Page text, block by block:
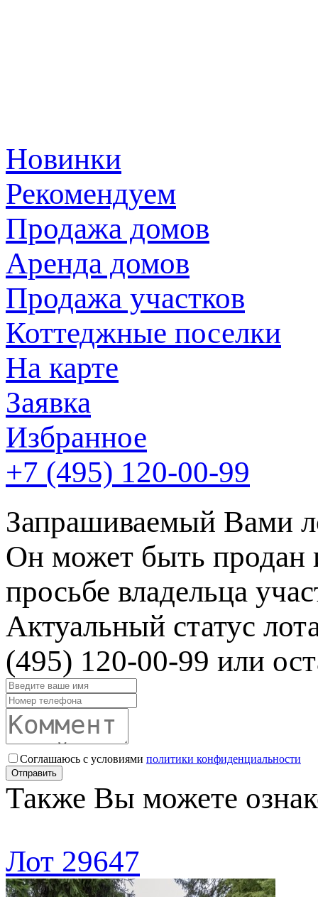
Новинки
Рекомендуем
Продажа домов
Аренда домов
Продажа участков
Коттеджные поселки
На карте
Заявка
Избранное
+7 (495) 120-00-99
Запрашиваемый Вами
Он может быть продан
просьбе владельца
Актуальный статус
(495) 120-00-99 или
Соглашаюсь с условиями политики конфиденциальности
Отправить
Также Вы можете
Лот 29647